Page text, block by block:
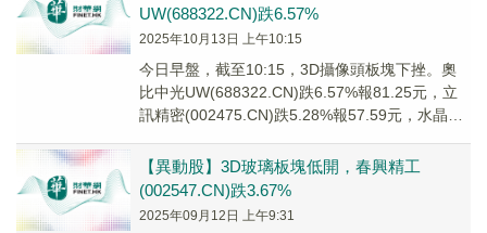
UW(688322.CN)跌6.57%
2025年10月13日 上午10:15
今日早盤，截至10:15，3D攝像頭板塊下挫。奧
比中光UW(688322.CN)跌6.57%報81.25元，立
訊精密(002475.CN)跌5.28%報57.59元，水晶光
【異動股】3D玻璃板塊低開，春興精工
(002547.CN)跌3.67%
2025年09月12日 上午9:31